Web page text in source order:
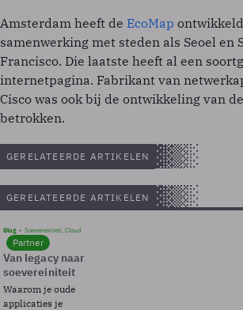
Amsterdam heeft de EcoMap
samenwerking met steden als Seoel en
Francisco. Die laatste heeft al een
internetpagina. Fabrikant van
Cisco was ook bij de ontwikkeling van
betrokken.
GERELATEERDE ARTIKELEN
GERELATEERDE ARTIKELEN
Blog Soevereinteit, Cloud
Partner
Van legacy naar
soevereiniteit
Waarom je oude
applicaties je